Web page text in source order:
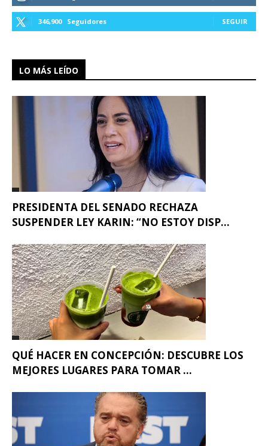
346,900 Seguidores SEGUIR
LO MÁS LEÍDO
PRESIDENTA DEL SENADO RECHAZA
SUSPENDER LEY KARIN: “NO ESTOY DISP...
QUÉ HACER EN CONCEPCIÓN: DESCUBRE LOS
MEJORES LUGARES PARA TOMAR ...